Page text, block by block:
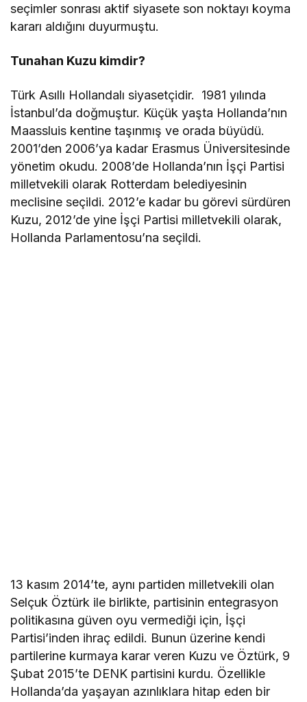
seçimler sonrası aktif siyasete son noktayı koyma
kararı aldığını duyurmuştu.
Tunahan Kuzu kimdir?
Türk Asıllı Hollandalı siyasetçidir. 1981 yılında
İstanbul’da doğmuştur. Küçük yaşta Hollanda’nın
Maassluis kentine taşınmış ve orada büyüdü.
2001’den 2006’ya kadar Erasmus Üniversitesinde
yönetim okudu. 2008’de Hollanda’nın İşçi Partisi
milletvekili olarak Rotterdam belediyesinin
meclisine seçildi. 2012’e kadar bu görevi sürdüren
Kuzu, 2012’de yine İşçi Partisi milletvekili olarak,
Hollanda Parlamentosu’na seçildi.
13 kasım 2014’te, aynı partiden milletvekili olan
Selçuk Öztürk ile birlikte, partisinin entegrasyon
politikasına güven oyu vermediği için, İşçi
Partisi’inden ihraç edildi. Bunun üzerine kendi
partilerine kurmaya karar veren Kuzu ve Öztürk, 9
Şubat 2015’te DENK partisini kurdu. Özellikle
Hollanda’da yaşayan azınlıklara hitap eden bir